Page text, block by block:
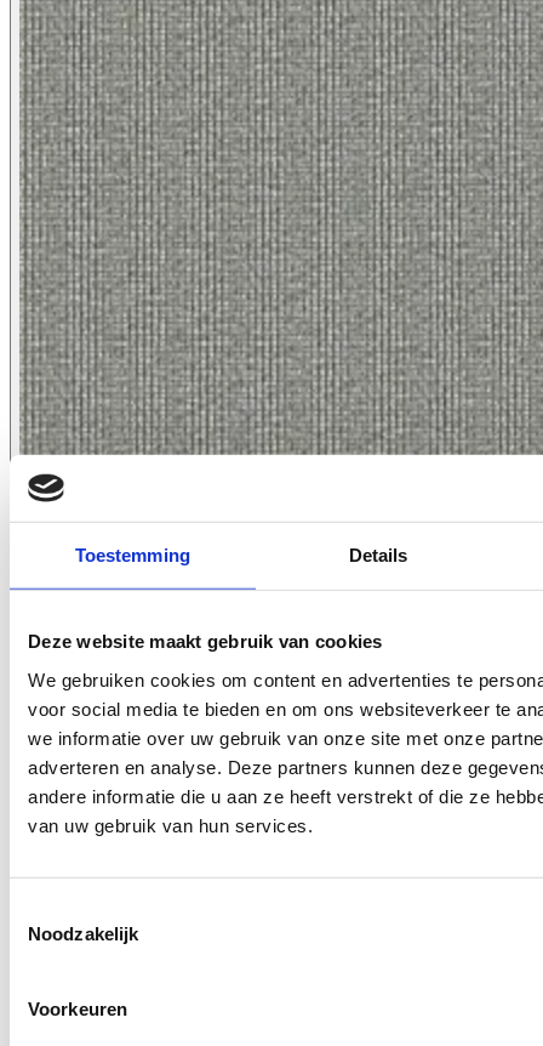
Toestemming Details
Deze website maakt gebruik van cookies
We gebruiken cookies om content en advertenties te
voor social media te bieden en om ons websiteverkeer te
we informatie over uw gebruik van onze site met onze
adverteren en analyse. Deze partners kunnen deze
andere informatie die u aan ze heeft verstrekt of die ze
van uw gebruik van hun services.
Noodzakelijk
Voorkeuren
8088.10